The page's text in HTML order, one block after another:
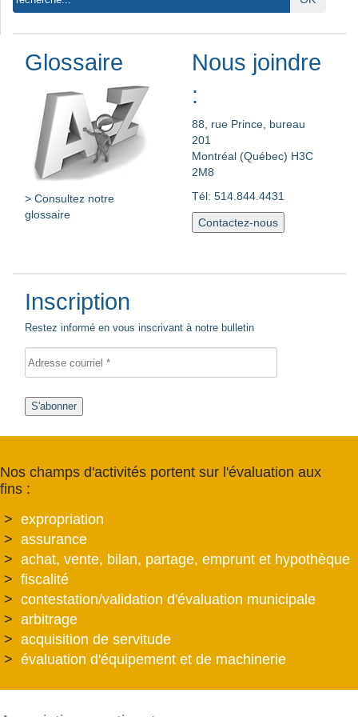
Glossaire
> Consultez notre
glossaire
Nous joindre
:
88, rue Prince, bureau
201
Montréal (Québec) H3C
2M8
Tél: 514.844.4431
Contactez-nous
Inscription
Restez informé en vous inscrivant à notre bulletin
S'abonner
Nos champs d'activités portent sur l'évaluation aux
fins :
expropriation
assurance
achat, vente, bilan, partage, emprunt et hypothèque
fiscalité
contestation/validation d'évaluation municipale
arbitrage
acquisition de servitude
évaluation d'équipement et de machinerie